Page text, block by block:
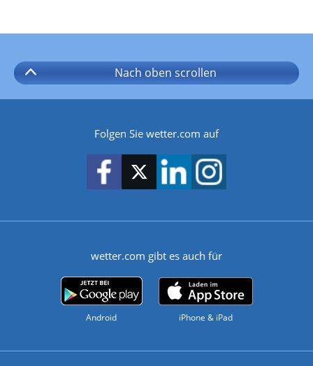
Nach oben scrollen
Folgen Sie wetter.com auf
wetter.com gibt es auch für
Android iPhone & iPad